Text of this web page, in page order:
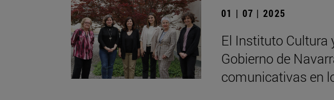
01 | 07 | 2025
El Instituto Cultura
Gobierno de
comunicativas en